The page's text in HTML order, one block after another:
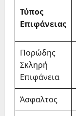
Τύπος
Επιφάνειας
Πορώδης
Σκληρή
Επιφάνεια
Άσφαλτος